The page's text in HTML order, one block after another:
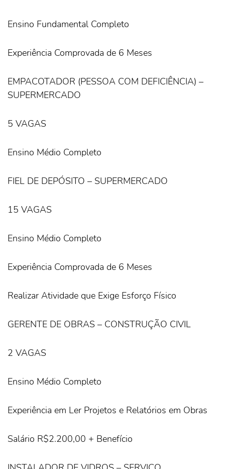
Ensino Fundamental Completo
Experiência Comprovada de 6 Meses
EMPACOTADOR (PESSOA COM DEFICIÊNCIA) –
SUPERMERCADO
5 VAGAS
Ensino Médio Completo
FIEL DE DEPÓSITO – SUPERMERCADO
15 VAGAS
Ensino Médio Completo
Experiência Comprovada de 6 Meses
Realizar Atividade que Exige Esforço Físico
GERENTE DE OBRAS – CONSTRUÇÃO CIVIL
2 VAGAS
Ensino Médio Completo
Experiência em Ler Projetos e Relatórios em Obras
Salário R$2.200,00 + Benefício